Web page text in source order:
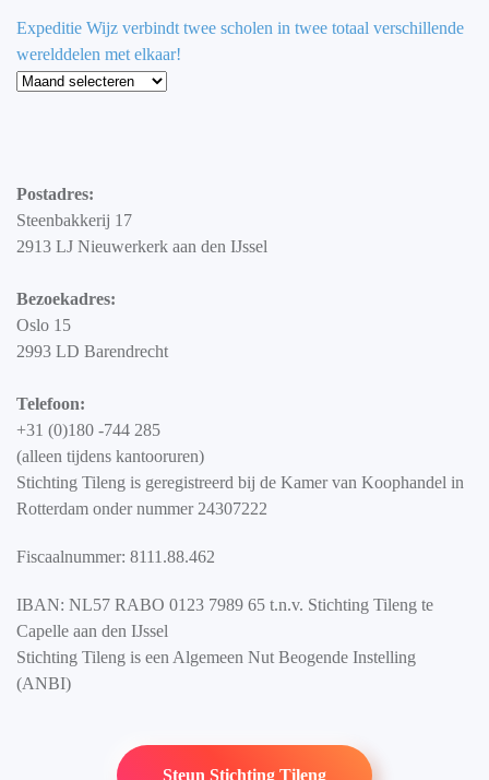
Expeditie Wijz verbindt twee scholen in twee totaal verschillende
werelddelen met elkaar!
Blog
Postadres:
Steenbakkerij 17
2913 LJ Nieuwerkerk aan den IJssel
Bezoekadres:
Oslo 15
2993 LD Barendrecht
Telefoon:
+31 (0)180 -744 285
(alleen tijdens kantooruren)
Stichting Tileng is geregistreerd bij de Kamer van Koophandel in
Rotterdam onder nummer 24307222
Fiscaalnummer: 8111.88.462
IBAN: NL57 RABO 0123 7989 65 t.n.v. Stichting Tileng te
Capelle aan den IJssel
Stichting Tileng is een Algemeen Nut Beogende Instelling
(ANBI)
Steun Stichting Tileng